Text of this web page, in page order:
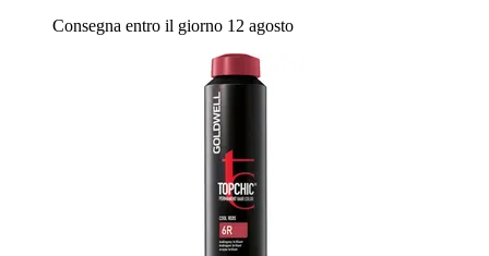
Consegna entro il giorno 12 agosto